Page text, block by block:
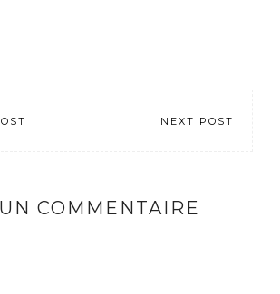
NEXT POST
COMMENTAIRE